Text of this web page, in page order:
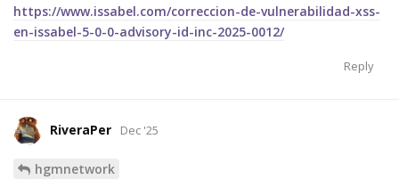
https://www.issabel.com/correccion-de-vulnerabilidad-xss-
en-issabel-5-0-0-advisory-id-inc-2025-0012/
Reply
RiveraPer Dec '25
hgmnetwork